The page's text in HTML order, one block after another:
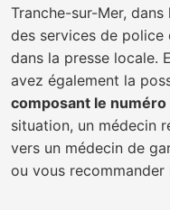
Tranche-sur-Mer,
des services de police
dans la presse locale.
avez également la
composant le
situation, un médecin
vers un médecin de
ou vous